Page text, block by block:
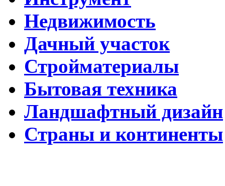
Недвижимость
Дачный участок
Стройматериалы
Бытовая техника
Ландшафтный дизайн
Страны и континенты